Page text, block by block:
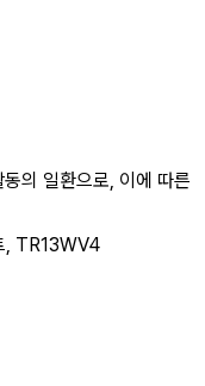
의 일환으로, 이에 따른
, TR13WV4